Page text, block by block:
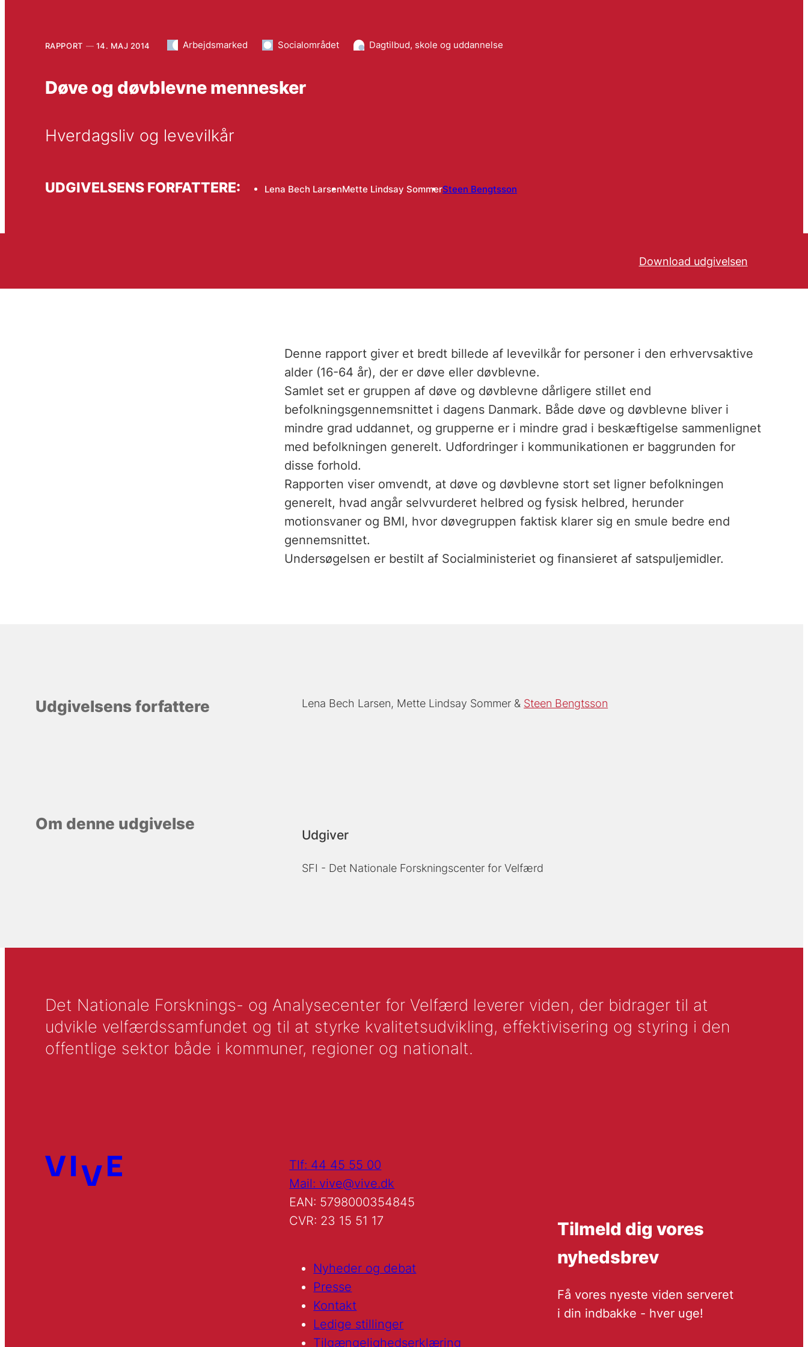
RAPPORT 14. MAJ 2014 Arbejdsmarked Socialområdet Dagtilbud, skole og uddannelse
Døve og døvblevne mennesker
Hverdagsliv og levevilkår
UDGIVELSENS FORFATTERE: Lena Bech LarsenMette Lindsay SommerSteen Bengtsson
Download udgivelsen
Denne rapport giver et bredt billede af levevilkår for personer i den erhvervsaktive
alder (16-64 år), der er døve eller døvblevne.
Samlet set er gruppen af døve og døvblevne dårligere stillet end
befolkningsgennemsnittet i dagens Danmark. Både døve og døvblevne bliver i
mindre grad uddannet, og grupperne er i mindre grad i beskæftigelse sammenlignet
med befolkningen generelt. Udfordringer i kommunikationen er baggrunden for
disse forhold.
Rapporten viser omvendt, at døve og døvblevne stort set ligner befolkningen
generelt, hvad angår selvvurderet helbred og fysisk helbred, herunder
motionsvaner og BMI, hvor døvegruppen faktisk klarer sig en smule bedre end
gennemsnittet.
Undersøgelsen er bestilt af Socialministeriet og finansieret af satspuljemidler.
Udgivelsens forfattere Lena Bech Larsen Mette Lindsay Sommer Steen Bengtsson
Om denne udgivelse
Udgiver
SFI - Det Nationale Forskningscenter for Velfærd
Det Nationale Forsknings- og Analysecenter for Velfærd leverer viden, der bidrager til at
udvikle velfærdssamfundet og til at styrke kvalitetsudvikling, effektivisering og styring i den
offentlige sektor både i kommuner, regioner og nationalt.
Tlf: 44 45 55 00
Mail: vive@vive.dk
EAN: 5798000354845
CVR: 23 15 51 17
Nyheder og debat
Presse
Kontakt
Ledige stillinger
Tilgængelighedserklæring
Tilmeld dig vores
nyhedsbrev
Få vores nyeste viden serveret
i din indbakke - hver uge!